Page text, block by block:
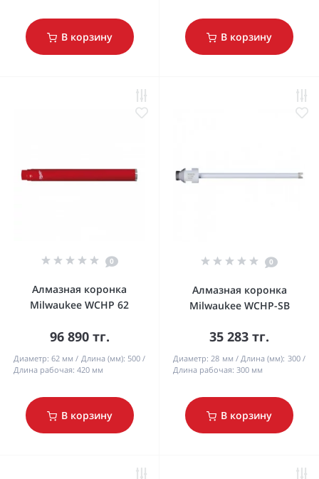
В корзину В корзину
0
Алмазная коронка
Milwaukee WCHP 62
96 890 тг.
Диаметр: 62 мм Длина (мм): 500
Длина рабочая: 420 мм
В корзину
0
Алмазная коронка
Milwaukee WCHP-SB
35 283 тг.
Диаметр: 28 мм Длина (мм): 300
Длина рабочая: 300 мм
В корзину